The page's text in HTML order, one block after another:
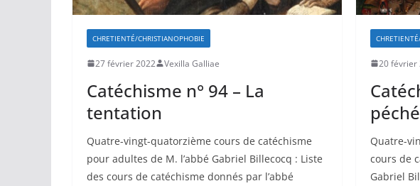
CHRETIENTÉ/CHRISTIANOPHOBIE
27 février 2022 Vexilla Galliae
Catéchisme n° 94 – La
tentation
Quatre-vingt-quatorzième cours de catéchisme
pour adultes de M. l’abbé Gabriel Billecocq : Liste
des cours de catéchisme donnés par l’abbé
20 février
Quatre-
cours de
Gabriel